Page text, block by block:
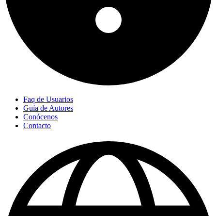
Faq de Usuarios
Guía de Autores
Conócenos
Contacto